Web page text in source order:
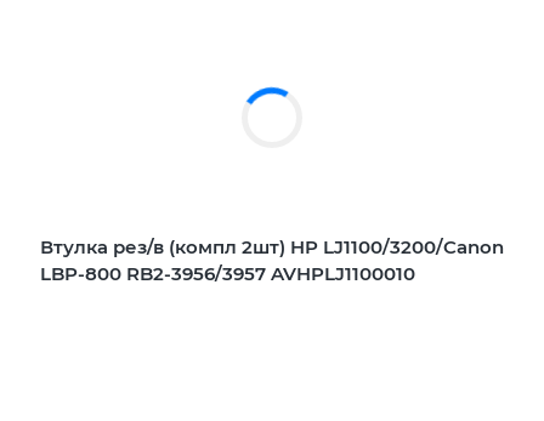
Втулка рез/в (компл 2шт) HP LJ1100/3200/Canon
LBP-800 RB2-3956/3957 AVHPLJ1100010